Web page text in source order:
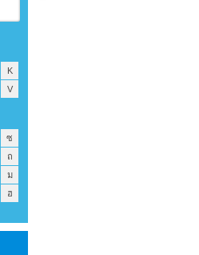
K
V
ซ
ถ
ม
ฮ